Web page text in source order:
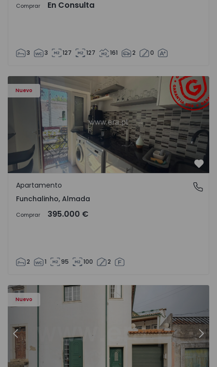
Comprar En Consulta
3 3 127 127 161 2 0
Nuevo
Apartamento T5 Almada, Funchalinho - 1574997 - 1
Funchalinho, Almada
Apartamento
Funchalinho, Almada
Comprar 395.000 €
2 1 95 100 2
Nuevo
Anterior